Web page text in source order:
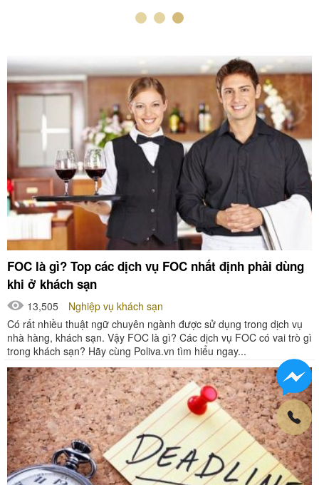
FOC là gì? Top các dịch vụ FOC nhất định phải dùng
khi ở khách sạn
13,505
Nghiệp vụ khách sạn
Có rất nhiều thuật ngữ chuyên ngành được sử dụng trong dịch vụ
nhà hàng, khách sạn. Vậy FOC là gì? Các dịch vụ FOC có vai trò gì
trong khách sạn? Hãy cùng Poliva.vn tìm hiểu ngay...